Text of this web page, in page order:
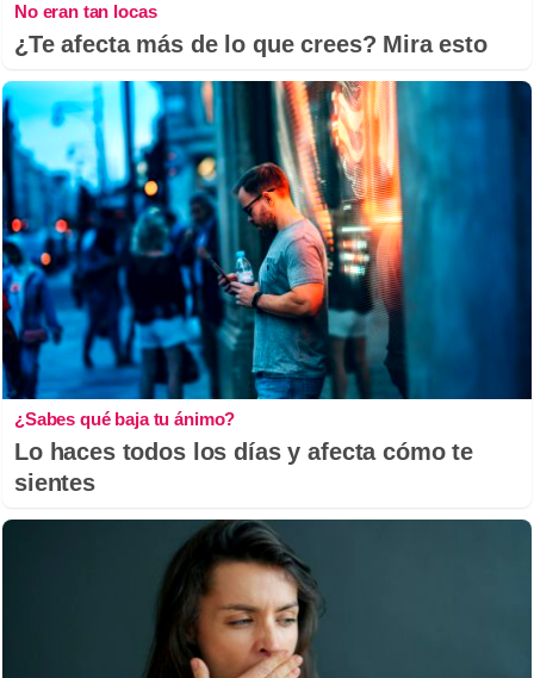
No eran tan locas
¿Te afecta más de lo que crees? Mira esto
¿Sabes qué baja tu ánimo?
Lo haces todos los días y afecta cómo te
sientes